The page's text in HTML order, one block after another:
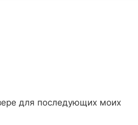
для последующих моих